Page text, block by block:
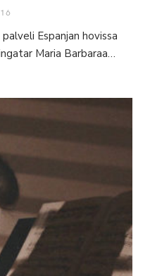
Espanjan hovissa
Maria Barbaraa…